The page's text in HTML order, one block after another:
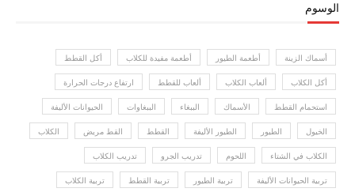
الوسوم
أسماك الزينة أطعمة الطيور أطعمة مفيدة للكلاب أكل القطط
أكل الكلاب ألعاب الكلاب ألعاب للقطط ارتفاع درجات الحرارة
استحمام القطط الأسماك الببغاء الببغاوات الحيوانات الأليفة
الخيول الطيور الطيور الأليفة القطط القط مريض الكلاب
الكلاب في الشتاء اللحوم تدريب الجرو تدريب الكلاب
تربية الحيوانات الأليفة تربية الطيور تربية القطط تربية الكلاب